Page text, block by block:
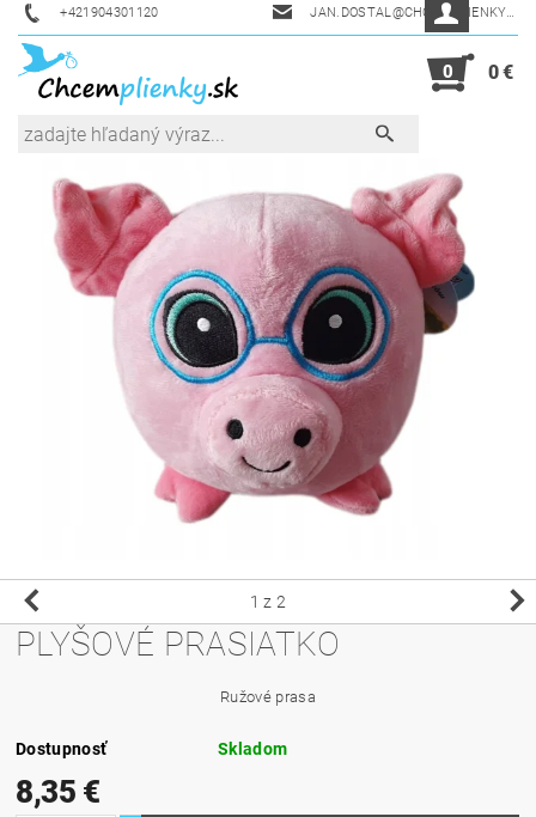
+421904301120 JAN.DOSTAL@CHCEMPLIENKY.SK
0 0 €
1 z 2
PLYŠOVÉ PRASIATKO
Ružové prasa
Dostupnosť Skladom
8,35 €